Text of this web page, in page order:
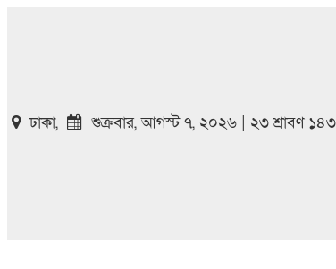
ঢাকা, শুক্রবার, আগস্ট ৭, ২০২৬ | ২৩ শ্রাবণ